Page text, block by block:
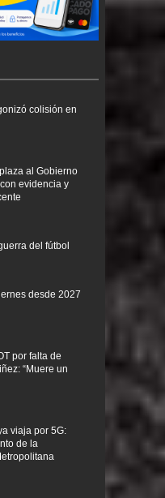
colisión en
al Gobierno
evidencia y
del fútbol
desde 2027
por falta de
“Muere un
viaja por 5G:
de la